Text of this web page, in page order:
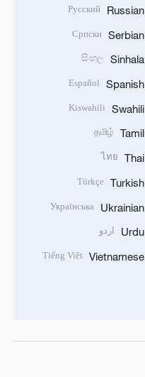
Russian
Русский
Serbian
Српски
Sinhala
සිංහල
Spanish
Español
Swahili
Kiswahili
Tamil
தமிழ்
Thai
ไทย
Turkish
Türkçe
Ukrainian
Українська
Urdu اردو
Vietnamese
Tiếng Việt